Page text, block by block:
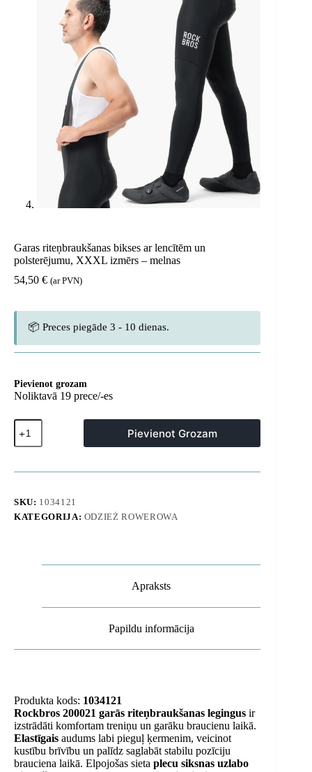
Garas riteņbraukšanas bikses ar lencītēm un
polsterējumu, XXXL izmērs – melnas
54,50 € (ar PVN)
📦 Preces piegāde 3 - 10 dienas.
Pievienot grozam
Noliktavā 19 prece/-es
Garas
riteņbraukšanas
bikses
lencītēm
XXXL
izmērs
Pievienot Grozam
SKU: 1034121
KATEGORIJA: ODZIEŻ ROWEROWA
Apraksts
Papildu informācija
Produkta kods: 1034121
Rockbros 200021 garās riteņbraukšanas legingus ir
izstrādāti komfortam treniņu un garāku braucienu laikā.
Elastīgais audums labi pieguļ ķermenim, veicinot
kustību brīvību un palīdz saglabāt stabilu pozīciju
brauciena laikā. Elpojošas sieta plecu siksnas uzlabo